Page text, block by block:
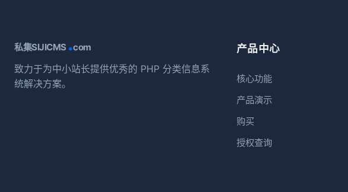
私集SIJICMS .com
致力于为中小站长提供优秀的 PHP 分类信息系
统解决方案。
产品中心
核心功能
产品演示
购买
授权查询